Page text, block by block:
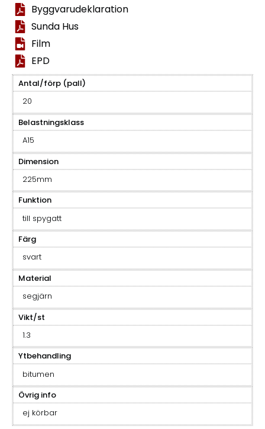
Byggvarudeklaration
Sunda Hus
Film
EPD
Antal/förp (pall)
20
Belastningsklass
A15
Dimension
225mm
Funktion
till spygatt
Färg
svart
Material
segjärn
Vikt/st
1.3
Ytbehandling
bitumen
Övrig info
ej körbar